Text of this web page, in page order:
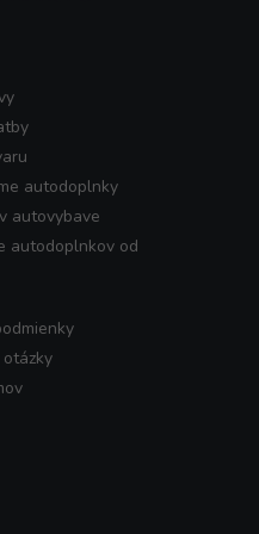
autodoplnky
autovybave
autodoplnkov od